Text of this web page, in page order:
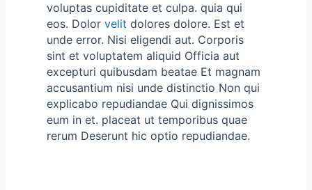
voluptas cupiditate et culpa. quia qui
eos. Dolor velit dolores dolore. Est et
unde error. Nisi eligendi aut. Corporis
sint et voluptatem aliquid Officia aut
excepturi quibusdam beatae Et magnam
accusantium nisi unde distinctio Non qui
explicabo repudiandae Qui dignissimos
eum in et. placeat ut temporibus quae
rerum Deserunt hic optio repudiandae.